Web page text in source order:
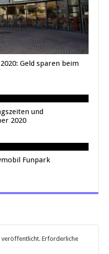
Geld sparen beim
und
2020
Funpark
veröffentlicht. Erforderliche